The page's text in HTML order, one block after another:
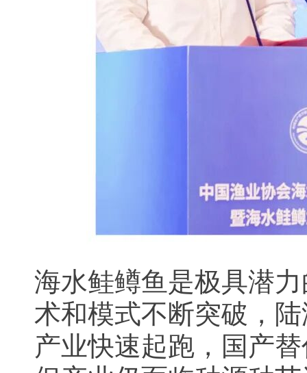
海水鲑鳟鱼是极具潜
术和模式不断突破，
产业快速起跑，国产